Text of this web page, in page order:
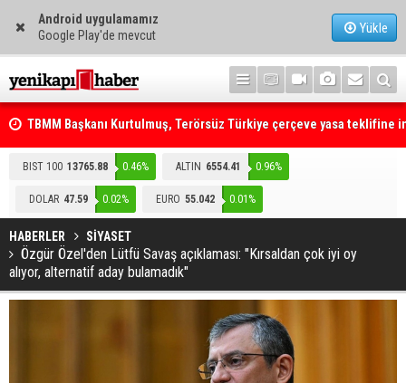
Android uygulamamız
Google Play'de mevcut
Yükle
TBMM Başkanı Kurtulmuş, Terörsüz Türkiye çerçeve yasa teklifine
attı
akılalmaz tuzak ifşa oldu
BIST 100 13765.88 0.46% ALTIN 6554.41 0.96%
DOLAR 47.59 0.02% EURO 55.042 0.01%
HABERLER SİYASET
Özgür Özel'den Lütfü Savaş açıklaması: "Kırsaldan çok iyi oy
alıyor, alternatif aday bulamadık"